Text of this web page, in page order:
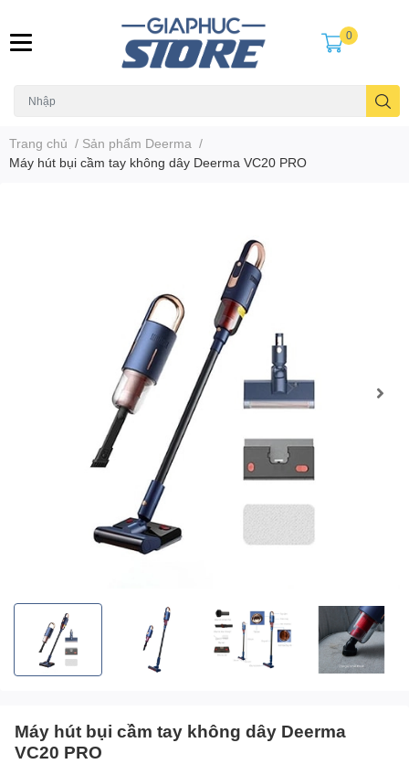
0
Trang chủ / Sản phẩm Deerma /
Máy hút bụi cầm tay không dây Deerma VC20 PRO
Máy hút bụi cầm tay không dây Deerma
VC20 PRO